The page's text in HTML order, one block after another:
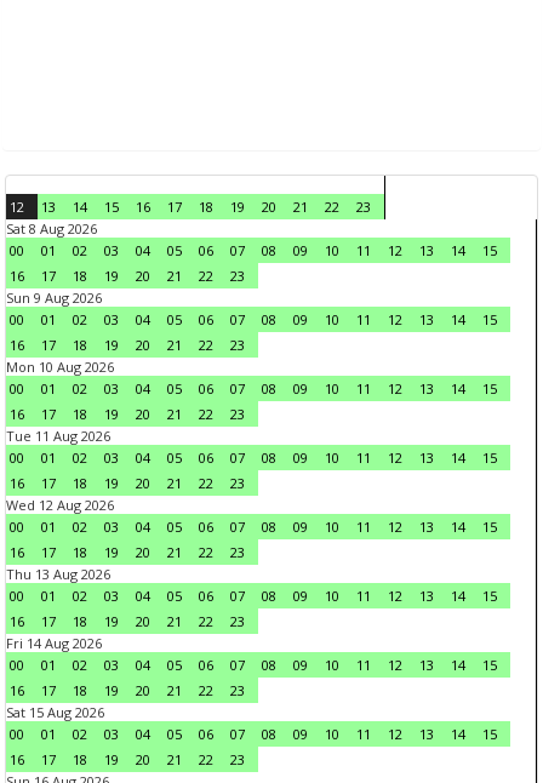
12 13 14 15 16 17 18 19 20 21 22
23
Sat 8 Aug 2026
00
01 02 03 04 05 06 07 08 09 10 11 12 13 14
15
16
17 18 19 20 21 22
23
Sun 9 Aug 2026
00
01 02 03 04 05 06 07 08 09 10 11 12 13 14
15
16
17 18 19 20 21 22
23
Mon 10 Aug 2026
00
01 02 03 04 05 06 07 08 09 10 11 12 13 14
15
16
17 18 19 20 21 22
23
Tue 11 Aug 2026
00
01 02 03 04 05 06 07 08 09 10 11 12 13 14
15
16
17 18 19 20 21 22
23
Wed 12 Aug 2026
00
01 02 03 04 05 06 07 08 09 10 11 12 13 14
15
16
17 18 19 20 21 22
23
Thu 13 Aug 2026
00
01 02 03 04 05 06 07 08 09 10 11 12 13 14
15
16
17 18 19 20 21 22
23
Fri 14 Aug 2026
00
01 02 03 04 05 06 07 08 09 10 11 12 13 14
15
16
17 18 19 20 21 22
23
Sat 15 Aug 2026
00
01 02 03 04 05 06 07 08 09 10 11 12 13 14
15
16
17 18 19 20 21 22
23